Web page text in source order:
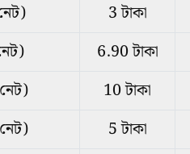
3 টাকা
6.90 টাকা
10 টাকা
5 টাকা